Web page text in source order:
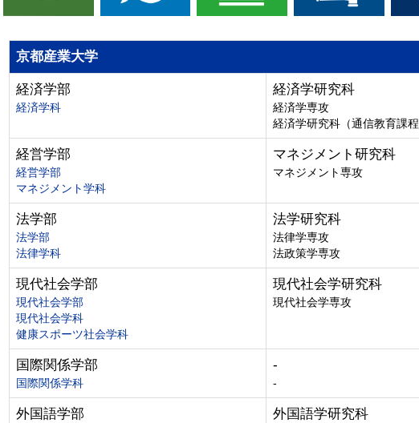
京都産業大学
経済学部
経済学科
経済学研究科
経済学専攻
経済学研究科（通信教育課程
経営学部
経営学部
マネジメント学科
マネジメント研究科
マネジメント専攻
法学部
法学部
法律学科
法学研究科
法律学専攻
法政策学専攻
現代社会学部
現代社会学部
現代社会学科
健康スポーツ社会学科
現代社会学研究科
現代社会学専攻
国際関係学部
国際関係学科
-
-
外国語学部 外国語学研究科